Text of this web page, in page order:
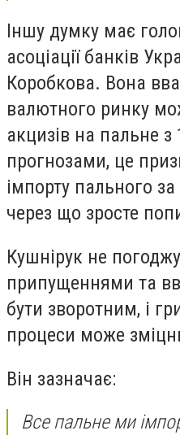
Іншу думку має
асоціації банків
Коробкова. Вона
валютного ринку
акцизів на пальне з
прогнозами, це
імпорту пального
через що зросте
Кушнірук не
припущеннями та
бути зворотним, і
процеси може
Він зазначає:
Все пальне ми